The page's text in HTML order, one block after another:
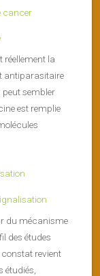
réellement la
antiparasitaire
sembler
est remplie
du mécanisme
des études
constat revient